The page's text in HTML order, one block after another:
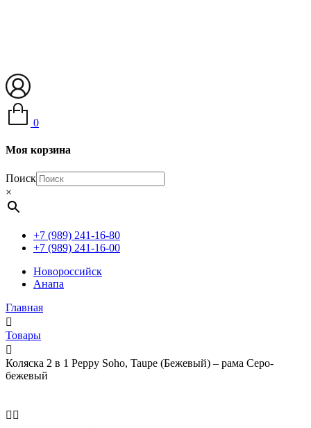
0
Моя корзина
Поиск
×
+7 (989) 241-16-80
+7 (989) 241-16-00
Новороссийск
Анапа
Главная
Товары
Коляска 2 в 1 Peppy Soho, Taupe (Бежевый) – рама Серо-
бежевый